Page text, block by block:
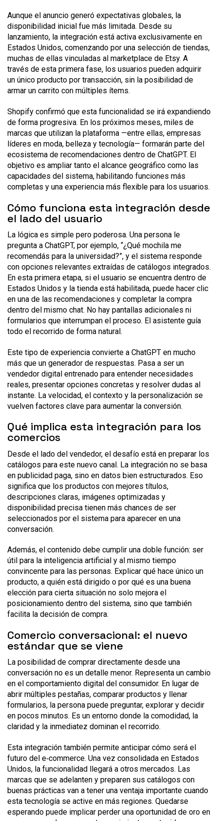
Aunque el anuncio generó expectativas globales, la
disponibilidad inicial fue más limitada. Desde su
lanzamiento, la integración está activa exclusivamente en
Estados Unidos, comenzando por una selección de tiendas,
muchas de ellas vinculadas al marketplace de Etsy. A
través de esta primera fase, los usuarios pueden adquirir
un único producto por transacción, sin la posibilidad de
armar un carrito con múltiples ítems.
Shopify confirmó que esta funcionalidad se irá expandiendo
de forma progresiva. En los próximos meses, miles de
marcas que utilizan la plataforma —entre ellas, empresas
líderes en moda, belleza y tecnología— formarán parte del
ecosistema de recomendaciones dentro de ChatGPT. El
objetivo es ampliar tanto el alcance geográfico como las
capacidades del sistema, habilitando funciones más
completas y una experiencia más flexible para los usuarios.
Cómo funciona esta integración desde
el lado del usuario
La lógica es simple pero poderosa. Una persona le
pregunta a ChatGPT, por ejemplo, “¿Qué mochila me
recomendás para la universidad?”, y el sistema responde
con opciones relevantes extraídas de catálogos integrados.
En esta primera etapa, si el usuario se encuentra dentro de
Estados Unidos y la tienda está habilitada, puede hacer clic
en una de las recomendaciones y completar la compra
dentro del mismo chat. No hay pantallas adicionales ni
formularios que interrumpan el proceso. El asistente guía
todo el recorrido de forma natural.
Este tipo de experiencia convierte a ChatGPT en mucho
más que un generador de respuestas. Pasa a ser un
vendedor digital entrenado para entender necesidades
reales, presentar opciones concretas y resolver dudas al
instante. La velocidad, el contexto y la personalización se
vuelven factores clave para aumentar la conversión.
Qué implica esta integración para los
comercios
Desde el lado del vendedor, el desafío está en preparar los
catálogos para este nuevo canal. La integración no se basa
en publicidad paga, sino en datos bien estructurados. Eso
significa que los productos con mejores títulos,
descripciones claras, imágenes optimizadas y
disponibilidad precisa tienen más chances de ser
seleccionados por el sistema para aparecer en una
conversación.
Además, el contenido debe cumplir una doble función: ser
útil para la inteligencia artificial y al mismo tiempo
convincente para las personas. Explicar qué hace único un
producto, a quién está dirigido o por qué es una buena
elección para cierta situación no solo mejora el
posicionamiento dentro del sistema, sino que también
facilita la decisión de compra.
Comercio conversacional: el nuevo
estándar que se viene
La posibilidad de comprar directamente desde una
conversación no es un detalle menor. Representa un cambio
en el comportamiento digital del consumidor. En lugar de
abrir múltiples pestañas, comparar productos y llenar
formularios, la persona puede preguntar, explorar y decidir
en pocos minutos. Es un entorno donde la comodidad, la
claridad y la inmediatez dominan el recorrido.
Esta integración también permite anticipar cómo será el
futuro del e‑commerce. Una vez consolidada en Estados
Unidos, la funcionalidad llegará a otros mercados. Las
marcas que se adelanten y preparen sus catálogos con
buenas prácticas van a tener una ventaja importante cuando
esta tecnología se active en más regiones. Quedarse
esperando puede implicar perder una oportunidad de oro en